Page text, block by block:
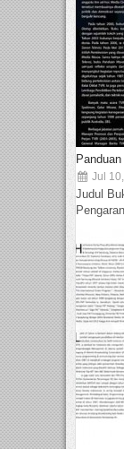
Jul
Judul